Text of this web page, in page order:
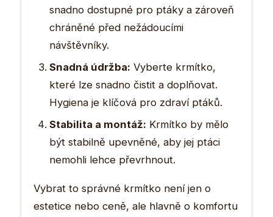
snadno dostupné pro ptáky a zároveň
chráněné před nežádoucími
návštěvníky.
Snadná údržba: Vyberte krmítko,
které lze snadno čistit a doplňovat.
Hygiena je klíčová pro zdraví ptáků.
Stabilita a montáž: Krmítko by mělo
být stabilně upevněné, aby jej ptáci
nemohli lehce převrhnout.
Vybrat to správné krmítko není jen o
estetice nebo ceně, ale hlavně o komfortu